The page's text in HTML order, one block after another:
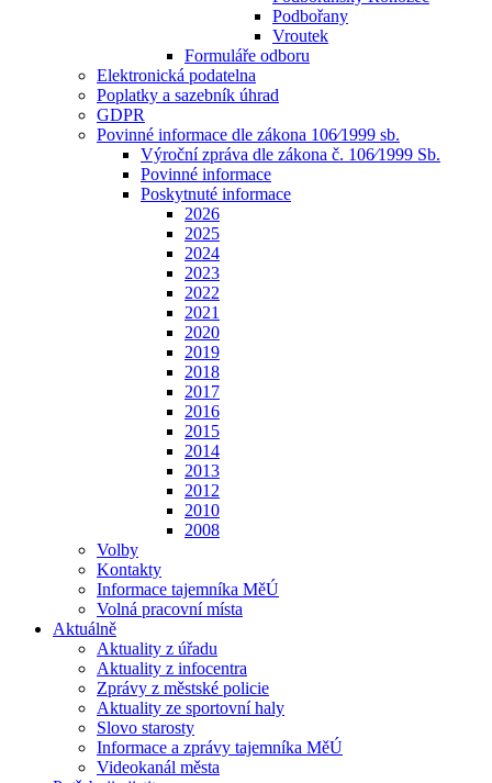
Podbořany
Vroutek
Formuláře odboru
Elektronická podatelna
Poplatky a sazebník úhrad
GDPR
Povinné informace dle zákona 106⁄1999 sb.
Výroční zpráva dle zákona č. 106⁄1999 Sb.
Povinné informace
Poskytnuté informace
2026
2025
2024
2023
2022
2021
2020
2019
2018
2017
2016
2015
2014
2013
2012
2010
2008
Volby
Kontakty
Informace tajemníka MěÚ
Volná pracovní místa
Aktuálně
Aktuality z úřadu
Aktuality z infocentra
Zprávy z městské policie
Aktuality ze sportovní haly
Slovo starosty
Informace a zprávy tajemníka MěÚ
Videokanál města